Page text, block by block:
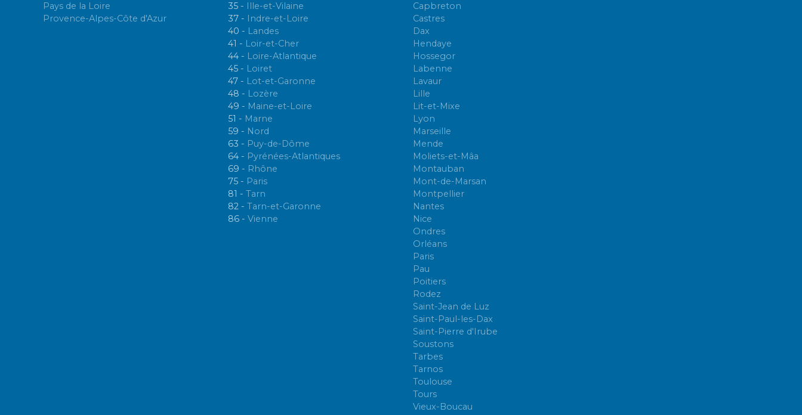
e
Pays de la Loire
Provence-Alpes-Côte d'Azur
35 - Ille-et-Vilaine
37 - Indre-et-Loire
40 - Landes
41 - Loir-et-Cher
44 - Loire-Atlantique
45 - Loiret
47 - Lot-et-Garonne
48 - Lozère
49 - Maine-et-Loire
51 - Marne
59 - Nord
63 - Puy-de-Dôme
64 - Pyrénées-Atlantiques
69 - Rhône
75 - Paris
81 - Tarn
82 - Tarn-et-Garonne
86 - Vienne
Capbreton
Castres
Dax
Hendaye
Hossegor
Labenne
Lavaur
Lille
Lit-et-Mixe
Lyon
Marseille
Mende
Moliets-et-Mâa
Montauban
Mont-de-Marsan
Montpellier
Nantes
Nice
Ondres
Orléans
Paris
Pau
Poitiers
Rodez
Saint-Jean de Luz
Saint-Paul-les-Dax
Saint-Pierre d'Irube
Soustons
Tarbes
Tarnos
Toulouse
Tours
Vieux-Boucau